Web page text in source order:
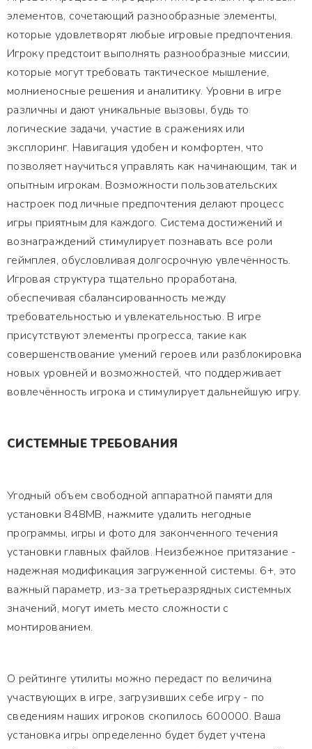
элементов, сочетающий разнообразные элементы,
которые удовлетворят любые игровые предпочтения.
Игроку предстоит выполнять разнообразные миссии,
которые могут требовать тактическое мышление,
молниеносные решения и аналитику. Уровни в игре
различны и дают уникальные вызовы, будь то
логические задачи, участие в сражениях или
эксплоринг. Навигация удобен и комфортен, что
позволяет научиться управлять как начинающим, так и
опытным игрокам. Возможности пользовательских
настроек под личные предпочтения делают процесс
игры приятным для каждого. Система достижений и
вознаграждений стимулирует познавать все роли
геймплея, обусловливая долгосрочную увлечённость.
Игровая структура тщательно проработана,
обеспечивая сбалансированность между
требовательностью и увлекательностью. В игре
присутствуют элементы прогресса, такие как
совершенствование умений героев или разблокировка
новых уровней и возможностей, что поддерживает
вовлечённость игрока и стимулирует дальнейшую игру.
СИСТЕМНЫЕ ТРЕБОВАНИЯ
Угодный объем свободной аппаратной памяти для
установки 848MB, нажмите удалить негодные
программы, игры и фото для законченного течения
установки главных файлов. Неизбежное притязание -
надежная модификация загруженной системы. 6+, это
важный параметр, из-за третьеразрядных системных
значений, могут иметь место сложности с
монтированием.
О рейтинге утилиты можно передаст по величина
участвующих в игре, загрузивших себе игру - по
сведениям наших игроков скопилось 600000. Ваша
установка игры определенно будет будет учтена